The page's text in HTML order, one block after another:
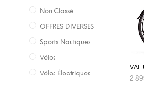
Non Classé
OFFRES DIVERSES
Sports Nautiques
Vélos
Vélos Électriques
VAE
2